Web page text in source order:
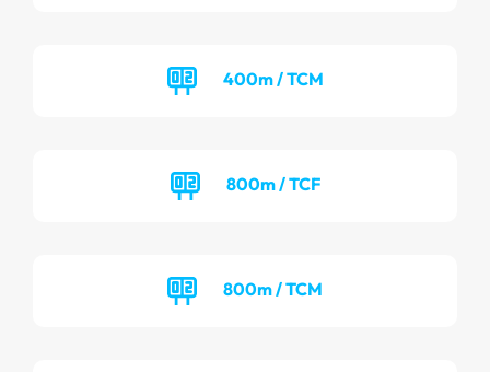
400m / TCM
800m / TCF
800m / TCM